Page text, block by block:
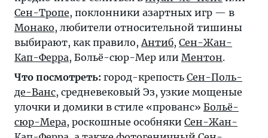
Сен-Тропе, поклонники азартных игр — в
Монако, любители относительной тишины
выбирают, как правило, Антиб, Сен-Жан-
Кап-Ферра, Больё-сюр-Мер или Ментон.
Что посмотреть: город-крепость Сен-Поль-
де-Ванс, средневековый Эз, узкие мощеные
улочки и домики в стиле «прованс» Больё-
сюр-Мера, роскошные особняки Сен-Жан-